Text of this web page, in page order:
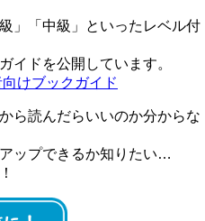
」「中級」といったレベル付
イドを公開しています。
けブックガイド
ら読んだらいいのか分からな
ップできるか知りたい…